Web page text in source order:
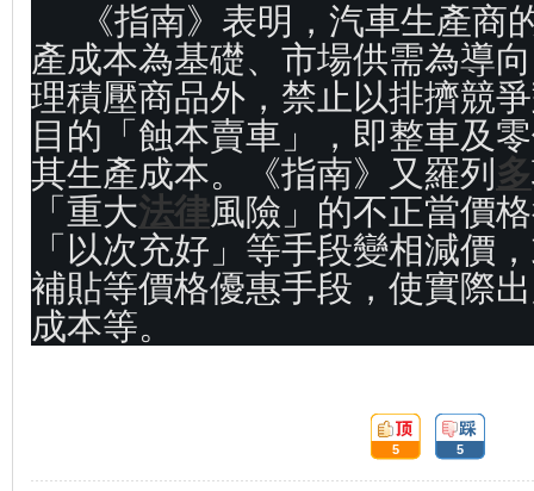
《指南》表明，汽車生產商
產成本為基礎、市場供需為導
理積壓商品外，禁止以排擠競
目的「蝕本賣車」，即整車及
其生產成本。《指南》又羅列 多
「重大法律風險」的不正當價
「以次充好」等手段變相減價
補貼等價格優惠手段，使實際
成本等。
頂:
5
踩:
5